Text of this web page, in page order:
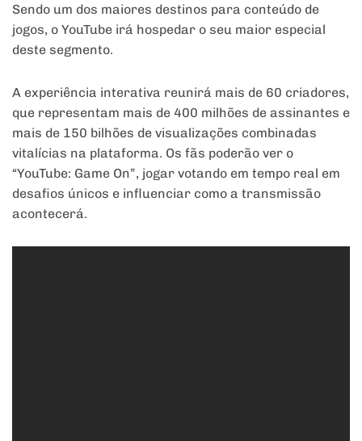
Sendo um dos maiores destinos para conteúdo de
jogos, o YouTube irá hospedar o seu maior especial
deste segmento.
A experiência interativa reunirá mais de 60 criadores,
que representam mais de 400 milhões de assinantes e
mais de 150 bilhões de visualizações combinadas
vitalícias na plataforma. Os fãs poderão ver o
“YouTube: Game On”, jogar votando em tempo real em
desafios únicos e influenciar como a transmissão
acontecerá.